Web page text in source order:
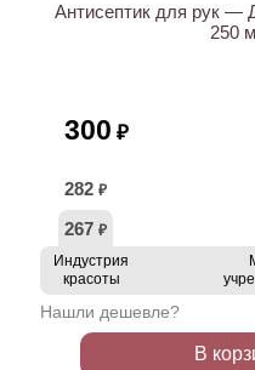
Антисептик для рук —
250
300 ₽
282 ₽
267 ₽
Индустрия
красоты
Нашли дешевле?
В